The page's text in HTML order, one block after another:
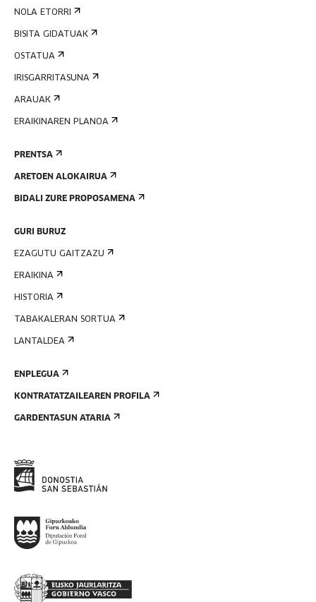
NOLA ETORRI
BISITA GIDATUAK
OSTATUA
IRISGARRITASUNA
ARAUAK
ERAIKINAREN PLANOA
PRENTSA
ARETOEN ALOKAIRUA
BIDALI ZURE PROPOSAMENA
GURI BURUZ
EZAGUTU GAITZAZU
ERAIKINA
HISTORIA
TABAKALERAN SORTUA
LANTALDEA
ENPLEGUA
KONTRATATZAILEAREN PROFILA
GARDENTASUN ATARIA